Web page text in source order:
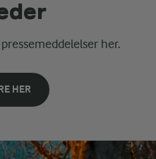
her.
HER